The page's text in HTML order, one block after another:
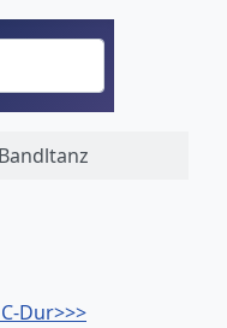
Bandltanz
Dur>>>